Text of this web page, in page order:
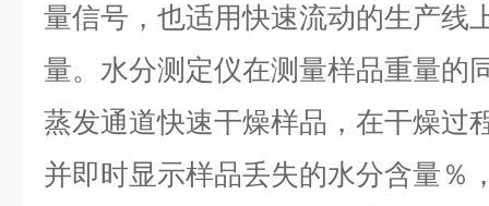
量信号，也适用快速流动的生产线
量。水分测定仪在测量样品重量的
蒸发通道快速干燥样品，在干燥过
并即时显示样品丢失的水分含量％